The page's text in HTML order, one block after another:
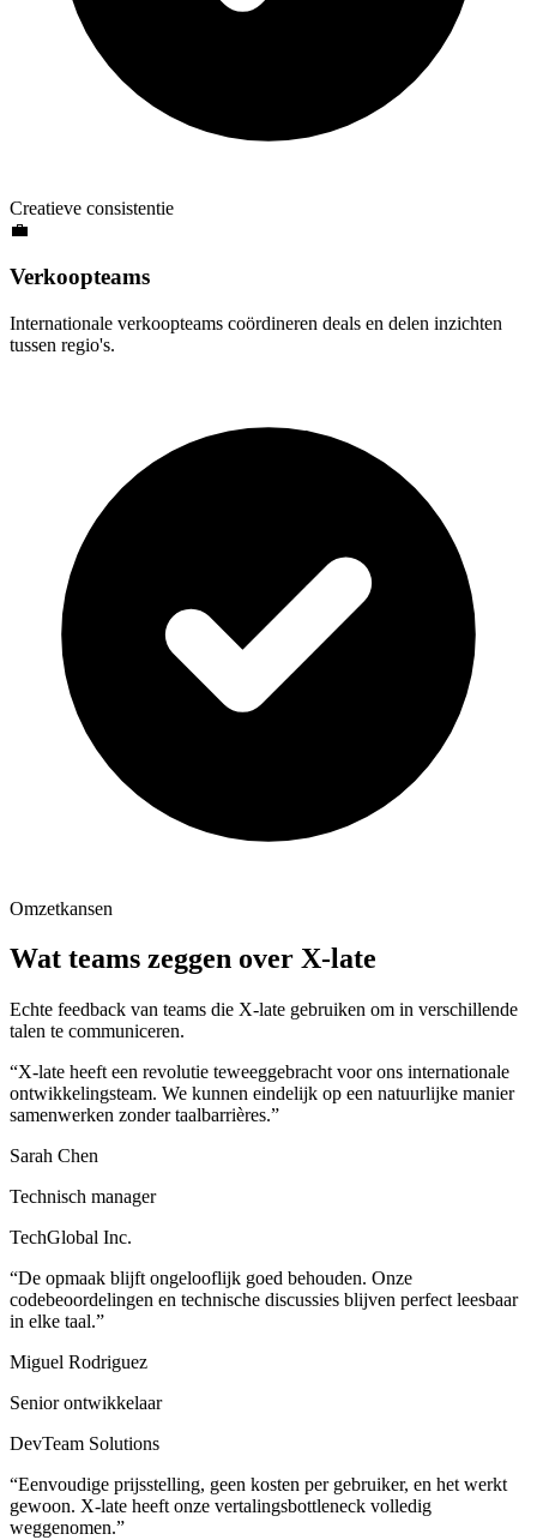
Creatieve consistentie
💼
Verkoopteams
Internationale verkoopteams coördineren deals en delen inzichten
tussen regio's.
Omzetkansen
Wat teams zeggen over X-late
Echte feedback van teams die X-late gebruiken om in verschillende
talen te communiceren.
“X-late heeft een revolutie teweeggebracht voor ons internationale
ontwikkelingsteam. We kunnen eindelijk op een natuurlijke manier
samenwerken zonder taalbarrières.”
Sarah Chen
Technisch manager
TechGlobal Inc.
“De opmaak blijft ongelooflijk goed behouden. Onze
codebeoordelingen en technische discussies blijven perfect leesbaar
in elke taal.”
Miguel Rodriguez
Senior ontwikkelaar
DevTeam Solutions
“Eenvoudige prijsstelling, geen kosten per gebruiker, en het werkt
gewoon. X-late heeft onze vertalingsbottleneck volledig
weggenomen.”